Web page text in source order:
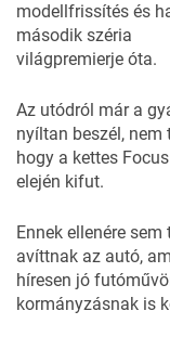
modellfrissítés és
második széria
világpremierje óta.
Az utódról már a
nyíltan beszél, nem
hogy a kettes
elején kifut.
Ennek ellenére sem
avíttnak az autó,
híresen jó
kormányzásnak is